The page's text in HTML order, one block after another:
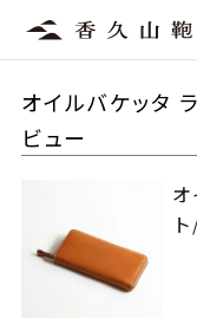
オイルバケッタ
ビュー